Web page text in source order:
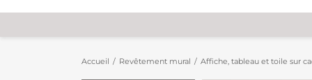
Accueil Revêtement mural Affiche, tableau et toile sur